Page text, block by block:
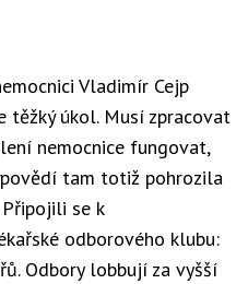
Vladimír Cejp
těžký úkol. Musí zpracovat
nemocnice fungovat,
tam totiž pohrozila
se k
odborového klubu:
Odbory lobbují za vyšší